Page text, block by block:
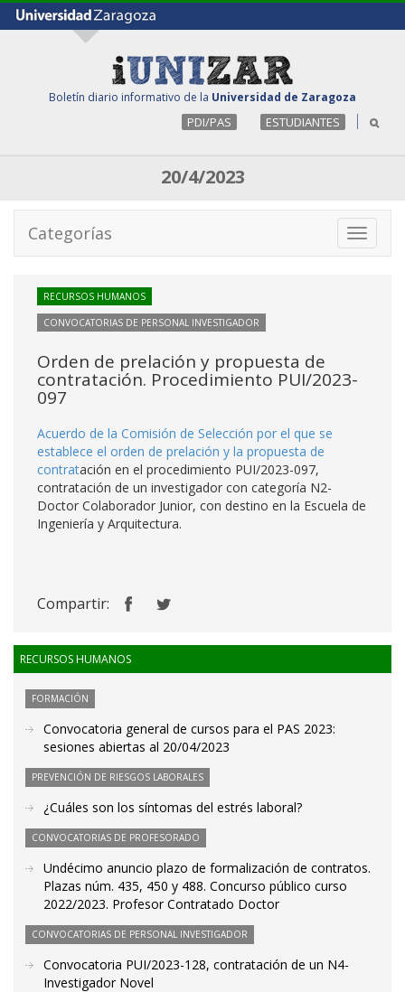
Boletín diario informativo de la Universidad de Zaragoza
PDI/PAS ESTUDIANTES
20/4/2023
Toggle
Categorías
RECURSOS HUMANOS
CONVOCATORIAS DE PERSONAL INVESTIGADOR
Orden de prelación y propuesta de
contratación. Procedimiento PUI/2023-
097
Acuerdo de la Comisión de Selección por el que se
establece el orden de prelación y la propuesta de
contratación en el procedimiento PUI/2023-097,
contratación de un investigador con categoría N2-
Doctor Colaborador Junior, con destino en la Escuela de
Ingeniería y Arquitectura.
Compartir:
RECURSOS HUMANOS
FORMACIÓN
Convocatoria general de cursos para el PAS 2023:
sesiones abiertas al 20/04/2023
PREVENCIÓN DE RIESGOS LABORALES
¿Cuáles son los síntomas del estrés laboral?
CONVOCATORIAS DE PROFESORADO
Undécimo anuncio plazo de formalización de contratos.
Plazas núm. 435, 450 y 488. Concurso público curso
2022/2023. Profesor Contratado Doctor
CONVOCATORIAS DE PERSONAL INVESTIGADOR
Convocatoria PUI/2023-128, contratación de un N4-
Investigador Novel